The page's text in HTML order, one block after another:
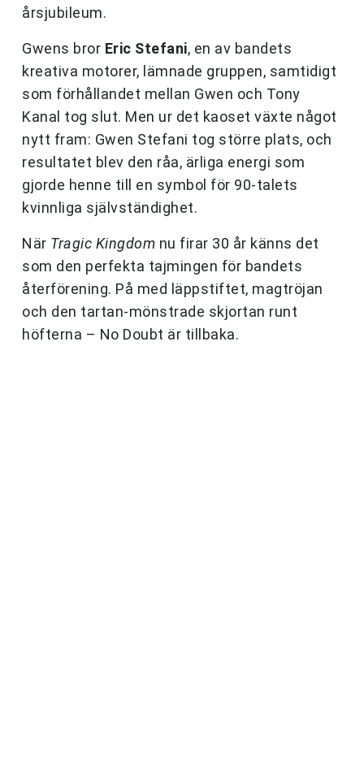
årsjubileum.
Gwens bror Eric Stefani, en av bandets
kreativa motorer, lämnade gruppen, samtidigt
som förhållandet mellan Gwen och Tony
Kanal tog slut. Men ur det kaoset växte något
nytt fram: Gwen Stefani tog större plats, och
resultatet blev den råa, ärliga energi som
gjorde henne till en symbol för 90-talets
kvinnliga självständighet.
När Tragic Kingdom nu firar 30 år känns det
som den perfekta tajmingen för bandets
återförening. På med läppstiftet, magtröjan
och den tartan-mönstrade skjortan runt
höfterna – No Doubt är tillbaka.